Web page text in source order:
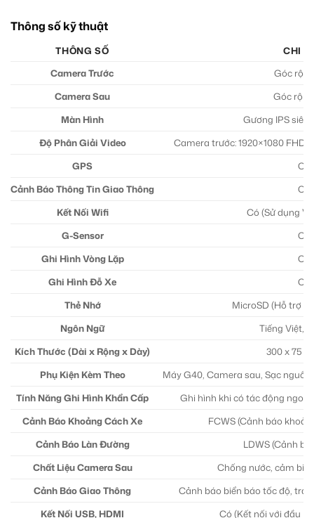
Thông số kỹ thuật
THÔNG SỐ
CHI
Camera Trước
Góc
Camera Sau
Góc
Màn Hình
Gương IPS siêu
Độ Phân Giải Video
Camera trước: 1920×1080 FHD,
GPS
Có
Cảnh Báo Thông Tin Giao Thông
Có
Kết Nối Wifi
Có (Sử dụng
G-Sensor
Có
Ghi Hình Vòng Lặp
Có
Ghi Hình Đỗ Xe
Có
Thẻ Nhớ
MicroSD (Hỗ trợ
Ngôn Ngữ
Tiếng Việt,
Kích Thước (Dài x Rộng x Dày)
300 x 75 x
Phụ Kiện Kèm Theo
Máy G40, Camera sau, Sạc
Tính Năng Ghi Hình Khẩn Cấp
Ghi hình khi có tác động
Cảnh Báo Khoảng Cách Xe
FCWS (Cảnh báo
Cảnh Báo Làn Đường
LDWS (Cảnh
Chất Liệu Camera Sau
Chống nước, cảm
Cảnh Báo Giao Thông
Cảnh báo biển báo tốc độ,
Kết Nối USB, HDMI
Có (Kết nối với đầu